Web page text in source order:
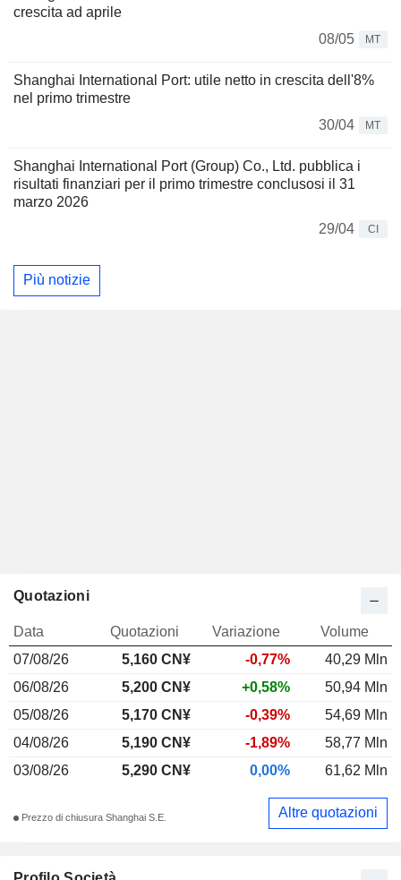
crescita ad aprile
08/05
MT
Shanghai International Port: utile netto in crescita dell'8%
nel primo trimestre
30/04
MT
Shanghai International Port (Group) Co., Ltd. pubblica i
risultati finanziari per il primo trimestre conclusosi il 31
marzo 2026
29/04
CI
Più notizie
Quotazioni
Data Quotazioni Variazione
Volume
07/08/26
5,160 CN¥ -0,77%
40,29 Mln
06/08/26
5,200 CN¥ +0,58%
50,94 Mln
05/08/26
5,170 CN¥ -0,39%
54,69 Mln
04/08/26
5,190 CN¥ -1,89%
58,77 Mln
03/08/26
5,290 CN¥ 0,00% 61,62 Mln
Prezzo di chiusura Shanghai S.E. Altre quotazioni